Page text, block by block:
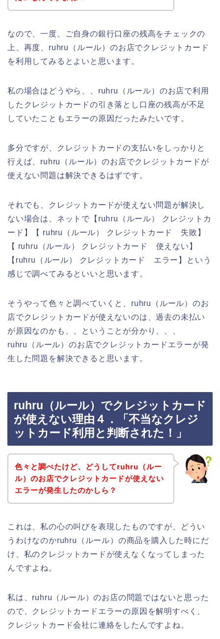
なので、一度、ご自身の銀行口座の残高をチェックの
上、再度、ruhru（ルール）のお店でクレジットカード
を利用してみるとよいと思います。
私の場合はどうやら、、ruhru（ルール）のお店で利用
したクレジットカードの引き落とし口座の残高が不足
していたこともエラーの原因だったみたいです。
多分ですが、クレジットカードの支払いをしっかりと
行えば、ruhru（ルール）のお店でクレジットカードが
使えない問題は解決できるはずです。
それでも、クレジットカードが使えない問題が解決し
ない場合は、ネットで【ruhru（ルール） クレジットカ
ード】【 ruhru（ルール） クレジットカード 失敗】
【 ruhru（ルール） クレジットカード 使えない】
【ruhru（ルール） クレジットカード エラー】という
感じで調べてみるといいと思います。
そうやって色々と調べていくと、ruhru（ルール）のお
店でクレジットカードが使えないのは、過去の未払い
が原因なのかも、、ということが分かり、、、
ruhru（ルール）のお店でクレジットカードエラーが発
生した問題を解決できると思います。
ruhru（ルール）でクレジットカード
が使えない理由４．「不当なクレジ
ットカード利用と判断された！」
色々と調べたけど、どうしてruhru（ルー
ル）のお店でクレジットカードが使えない
エラーが発生したのかしら？
これは、私の心の叫びを表現したものですが、どうい
うわけなのかruhru（ルール）の商品を購入した時にだ
け、私のクレジットカードが使えなくなってしまった
んですよね。
私は、ruhru（ルール）のお店の問題ではないと思った
ので、クレジットカードエラーの原因を解明すべく、
クレジットカード会社に連絡をしたんですよね。